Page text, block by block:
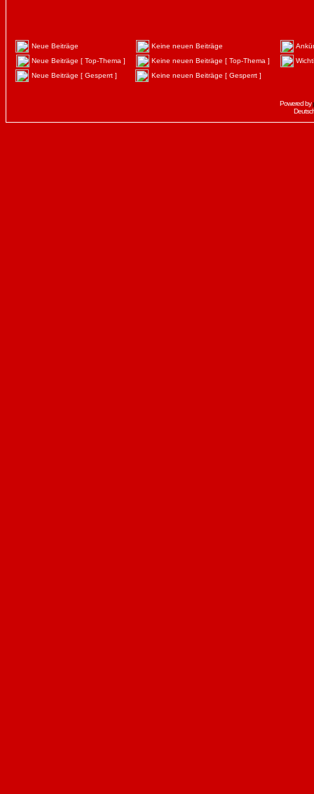
Neue Beiträge Keine neuen Beiträge
Neue Beiträge [ Top-Thema ]
Keine neuen Beiträge [ Top-Thema ]
Neue Beiträge [ Gesperrt ]
Keine neuen Beiträge [ Gesperrt ]
Powered by